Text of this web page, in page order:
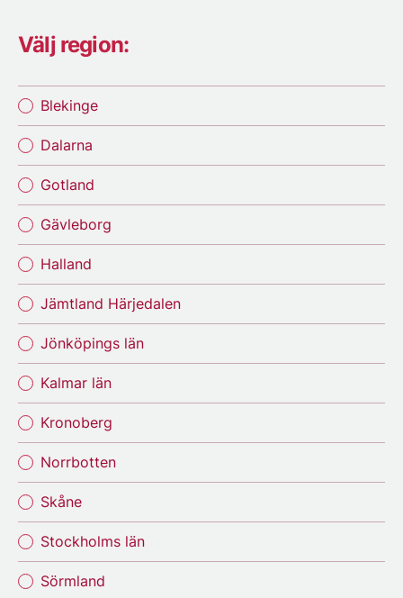
Välj region:
Blekinge
Dalarna
Gotland
Gävleborg
Halland
Jämtland Härjedalen
Jönköpings län
Kalmar län
Kronoberg
Norrbotten
Skåne
Stockholms län
Sörmland